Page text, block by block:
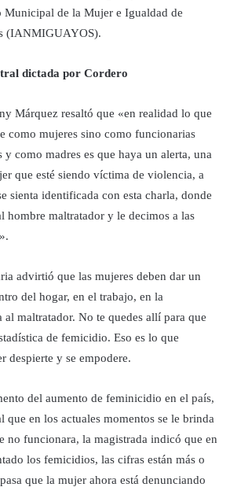
Municipal de la Mujer e Igualdad de
(IANMIGUAYOS).
dictada por Cordero
Márquez resaltó que «en realidad lo que
como mujeres sino como funcionarias
como madres es que haya un alerta, una
que esté siendo víctima de violencia, a
sienta identificada con esta charla, donde
hombre maltratador y le decimos a las
advirtió que las mujeres deben dar un
del hogar, en el trabajo, en la
maltratador. No te quedes allí para que
de femicidio. Eso es lo que
despierte y se empodere.
del aumento de feminicidio en el país,
en los actuales momentos se le brinda
no funcionara, la magistrada indicó que en
los femicidios, las cifras están más o
que la mujer ahora está denunciando